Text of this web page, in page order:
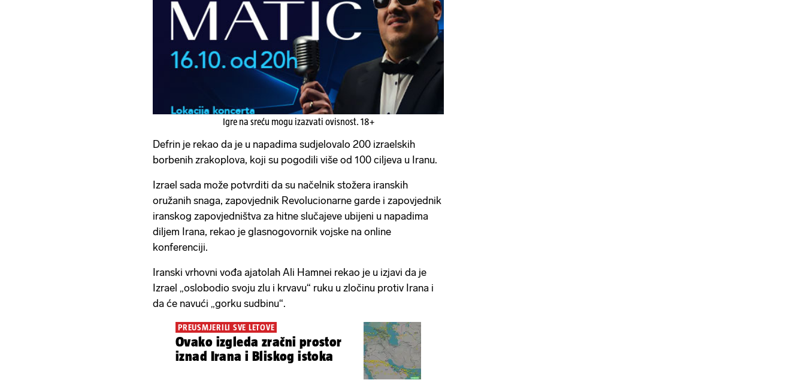
Igre na sreću mogu izazvati ovisnost. 18+
Defrin je rekao da je u napadima sudjelovalo 200 izraelskih
borbenih zrakoplova, koji su pogodili više od 100 ciljeva u Iranu.
Izrael sada može potvrditi da su načelnik stožera iranskih
oružanih snaga, zapovjednik Revolucionarne garde i zapovjednik
iranskog zapovjedništva za hitne slučajeve ubijeni u napadima
diljem Irana, rekao je glasnogovornik vojske na online
konferenciji.
Iranski vrhovni vođa ajatolah Ali Hamnei rekao je u izjavi da je
Izrael „oslobodio svoju zlu i krvavu“ ruku u zločinu protiv Irana i
da će navući „gorku sudbinu“.
PREUSMJERILI SVE LETOVE
Ovako izgleda zračni prostor
iznad Irana i Bliskog istoka